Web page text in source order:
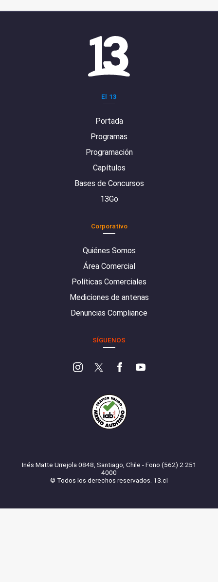
El 13
Portada
Programas
Programación
Capítulos
Bases de Concursos
13Go
Corporativo
Quiénes Somos
Área Comercial
Políticas Comerciales
Mediciones de antenas
Denuncias Compliance
SÍGUENOS
Inés Matte Urrejola 0848, Santiago, Chile - Fono (562) 2 251
4000
© Todos los derechos reservados. 13.cl